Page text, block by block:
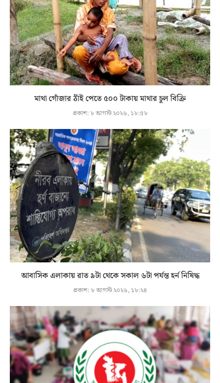
মাথা গোঁজার ঠাঁই পেতে ৫০০ টাকায় মাথার চুল বিক্রি
প্রকাশ: ৮ আগস্ট ২০২৬, ১৮:৫৮
আবাসিক এলাকায় রাত ৯টা থেকে সকাল ৬টা পর্যন্ত হর্ন নিষিদ্ধ
প্রকাশ: ৮ আগস্ট ২০২৬, ১৮:২৪